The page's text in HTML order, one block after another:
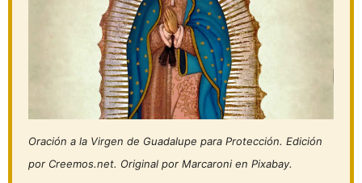
Oración a la Virgen de Guadalupe para Protección. Edición
por Creemos.net. Original por Marcaroni en Pixabay.